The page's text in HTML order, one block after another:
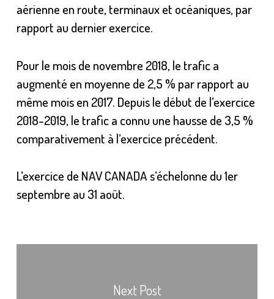
aérienne en route, terminaux et océaniques, par
rapport au dernier exercice.
Pour le mois de novembre 2018, le trafic a
augmenté en moyenne de 2,5 % par rapport au
même mois en 2017. Depuis le début de l’exercice
2018-2019, le trafic a connu une hausse de 3,5 %
comparativement à l’exercice précédent.
L’exercice de NAV CANADA s’échelonne du 1er
septembre au 31 août.
Next Post